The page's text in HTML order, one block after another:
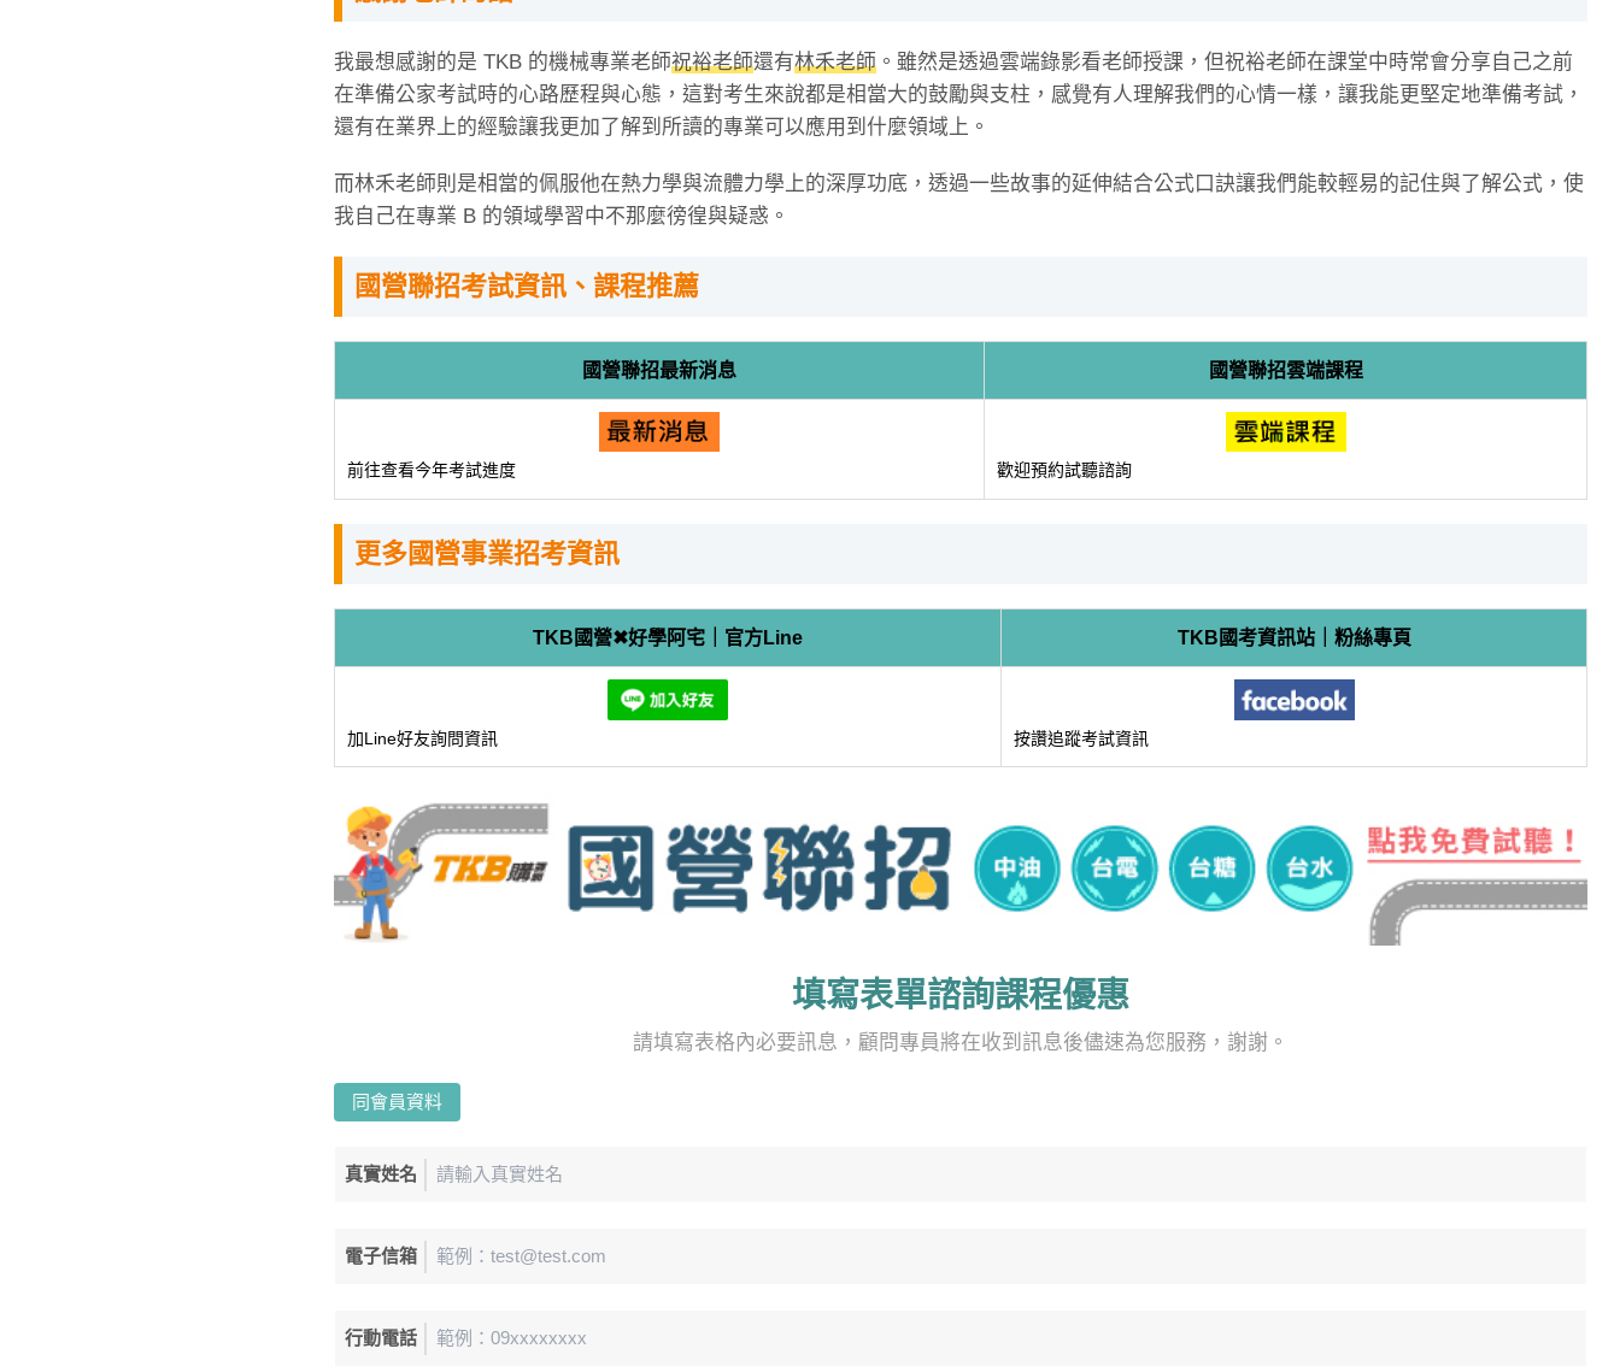
我最想感謝的是 TKB 的機械專業老師祝裕老師還有林禾老師 。雖然是透過雲端錄影看老師授課，但祝裕老師在課堂中時常會分享自己之前
在準備公家考試時的心路歷程與心態，這對考生來說都是相當大的鼓勵與支柱，感覺有人理解我們的心情一樣，讓我能更堅定地準備考試，
還有在業界上的經驗讓我更加了解到所讀的專業可以應用到什麼領域上。
而林禾老師則是相當的佩服他在熱力學與流體力學上的深厚功底，透過一些故事的延伸結合公式口訣讓我們能較輕易的記住與了解公式，使
我自己在專業 B 的領域學習中不那麼徬徨與疑惑。
國營聯招考試資訊、課程推薦
國營聯招最新消息 國營聯招雲端課程
前往查看今年考試進度 歡迎預約試聽諮詢
更多國營事業招考資訊
TKB國營✖好學阿宅｜官方Line TKB國考資訊站｜粉絲專頁
加Line好友詢問資訊 按讚追蹤考試資訊
填寫表單諮詢課程優惠
請填寫表格內必要訊息，顧問專員將在收到訊息後儘速為您服務，謝謝。
同會員資料
真實姓名
電子信箱
行動電話